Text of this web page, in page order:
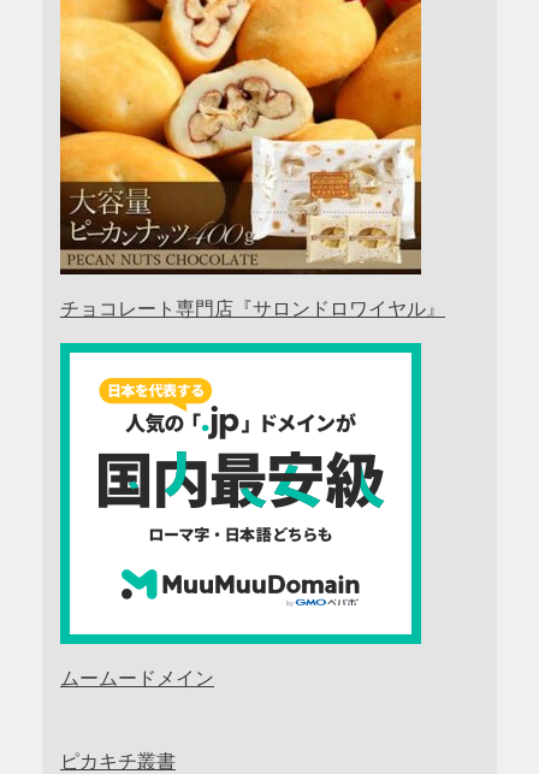
チョコレート専門店『サロンドロワイヤル』
ムームードメイン
ピカキチ叢書